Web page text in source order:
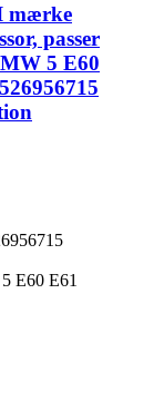
mærke
passer
5 E60
E60 E61